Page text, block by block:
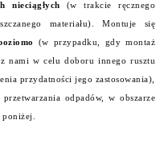
nieciągłych (w trakcie ręcznego
materiału). Montuje się
(w przypadku, gdy montaż
z nami w celu doboru innego rusztu
przydatności jego zastosowania),
odpadów, w obszarze
poniżej.